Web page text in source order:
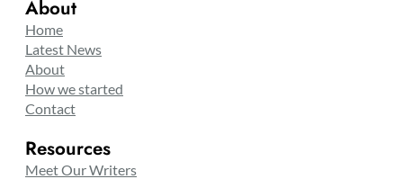
About
Home
Latest News
About
How we started
Contact
Resources
Meet Our Writers